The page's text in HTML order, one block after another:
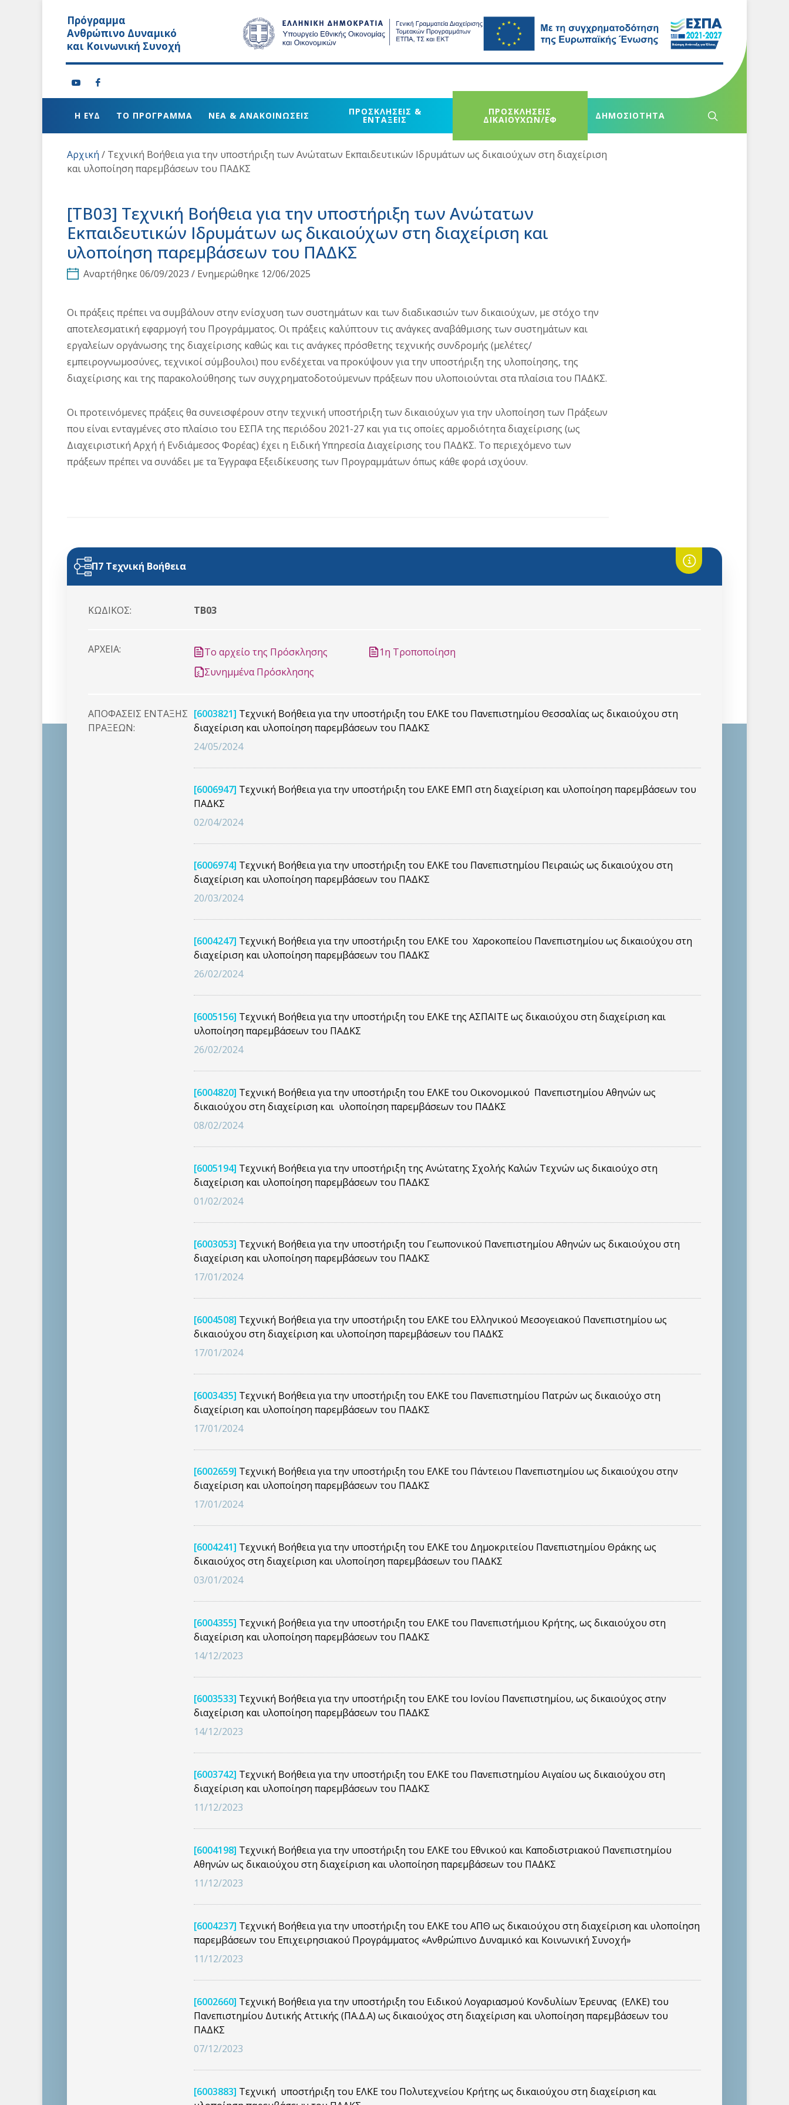
Πρόγραμμα
Ανθρώπινο Δυναμικό
και Κοινωνική Συνοχή
Η ΕΥΔ ΤΟ ΠΡΟΓΡΑΜΜΑ ΝΕΑ & ΑΝΑΚΟΙΝΩΣΕΙΣ ΠΡΟΣΚΛΗΣΕΙΣ &
ΕΝΤΑΞΕΙΣ
ΠΡΟΣΚΛΗΣΕΙΣ
ΔΙΚΑΙΟΥΧΩΝ/ΕΦ ΔΗΜΟΣΙΟΤΗΤΑ
Αρχική / Τεχνική Βοήθεια για την υποστήριξη των Ανώτατων Εκπαιδευτικών Ιδρυμάτων ως δικαιούχων στη διαχείριση
και υλοποίηση παρεμβάσεων του ΠΑΔΚΣ
[ΤΒ03] Τεχνική Βοήθεια για την υποστήριξη των Ανώτατων
Εκπαιδευτικών Ιδρυμάτων ως δικαιούχων στη διαχείριση και
υλοποίηση παρεμβάσεων του ΠΑΔΚΣ
Αναρτήθηκε 06/09/2023 / Ενημερώθηκε 12/06/2025
Οι πράξεις πρέπει να συμβάλουν στην ενίσχυση των συστημάτων και των διαδικασιών των δικαιούχων, με στόχο την
αποτελεσματική εφαρμογή του Προγράμματος. Οι πράξεις καλύπτουν τις ανάγκες αναβάθμισης των συστημάτων και
εργαλείων οργάνωσης της διαχείρισης καθώς και τις ανάγκες πρόσθετης τεχνικής συνδρομής (μελέτες/
εμπειρογνωμοσύνες, τεχνικοί σύμβουλοι) που ενδέχεται να προκύψουν για την υποστήριξη της υλοποίησης, της
διαχείρισης και της παρακολούθησης των συγχρηματοδοτούμενων πράξεων που υλοποιούνται στα πλαίσια του ΠΑΔΚΣ.
Oι προτεινόμενες πράξεις θα συνεισφέρουν στην τεχνική υποστήριξη των δικαιούχων για την υλοποίηση των Πράξεων
που είναι ενταγμένες στο πλαίσιο του ΕΣΠΑ της περιόδου 2021-27 και για τις οποίες αρμοδιότητα διαχείρισης (ως
Διαχειριστική Αρχή ή Ενδιάμεσος Φορέας) έχει η Ειδική Υπηρεσία Διαχείρισης του ΠΑΔΚΣ. Το περιεχόμενο των
πράξεων πρέπει να συνάδει με τα Έγγραφα Εξειδίκευσης των Προγραμμάτων όπως κάθε φορά ισχύουν.
Π7 Τεχνική Βοήθεια
ΚΩΔΙΚΟΣ: ΤΒ03
ΑΡΧΕΙΑ:
Το αρχείο της Πρόσκλησης
Συνημμένα Πρόσκλησης
1η Τροποποίηση
ΑΠΟΦΑΣΕΙΣ ΕΝΤΑΞΗΣ
ΠΡΑΞΕΩΝ:
[6003821] Τεχνική Βοήθεια για την υποστήριξη του ΕΛΚΕ του Πανεπιστημίου Θεσσαλίας ως δικαιούχου στη
διαχείριση και υλοποίηση παρεμβάσεων του ΠΑΔΚΣ
24/05/2024
[6006947] Τεχνική Βοήθεια για την υποστήριξη του ΕΛΚΕ ΕΜΠ στη διαχείριση και υλοποίηση παρεμβάσεων του
ΠΑΔΚΣ
02/04/2024
[6006974] Τεχνική Βοήθεια για την υποστήριξη του ΕΛΚΕ του Πανεπιστημίου Πειραιώς ως δικαιούχου στη
διαχείριση και υλοποίηση παρεμβάσεων του ΠΑΔΚΣ
20/03/2024
[6004247] Τεχνική Βοήθεια για την υποστήριξη του ΕΛΚΕ του Χαροκοπείου Πανεπιστημίου ως δικαιούχου στη
διαχείριση και υλοποίηση παρεμβάσεων του ΠΑΔΚΣ
26/02/2024
[6005156] Τεχνική Βοήθεια για την υποστήριξη του ΕΛΚΕ της ΑΣΠΑΙΤΕ ως δικαιούχου στη διαχείριση και
υλοποίηση παρεμβάσεων του ΠΑΔΚΣ
26/02/2024
[6004820] Τεχνική Βοήθεια για την υποστήριξη του ΕΛΚΕ του Οικονομικού Πανεπιστημίου Αθηνών ως
δικαιούχου στη διαχείριση και υλοποίηση παρεμβάσεων του ΠΑΔΚΣ
08/02/2024
[6005194] Τεχνική Βοήθεια για την υποστήριξη της Ανώτατης Σχολής Καλών Τεχνών ως δικαιούχο στη
διαχείριση και υλοποίηση παρεμβάσεων του ΠΑΔΚΣ
01/02/2024
[6003053] Τεχνική Βοήθεια για την υποστήριξη του Γεωπονικού Πανεπιστημίου Αθηνών ως δικαιούχου στη
διαχείριση και υλοποίηση παρεμβάσεων του ΠΑΔΚΣ
17/01/2024
[6004508] Τεχνική Βοήθεια για την υποστήριξη του ΕΛΚΕ του Ελληνικού Μεσογειακού Πανεπιστημίου ως
δικαιούχου στη διαχείριση και υλοποίηση παρεμβάσεων του ΠΑΔΚΣ
17/01/2024
[6003435] Τεχνική Βοήθεια για την υποστήριξη του ΕΛΚΕ του Πανεπιστημίου Πατρών ως δικαιούχο στη
διαχείριση και υλοποίηση παρεμβάσεων του ΠΑΔΚΣ
17/01/2024
[6002659] Τεχνική Βοήθεια για την υποστήριξη του ΕΛΚΕ του Πάντειου Πανεπιστημίου ως δικαιούχου στην
διαχείριση και υλοποίηση παρεμβάσεων του ΠΑΔΚΣ
17/01/2024
[6004241] Τεχνική Βοήθεια για την υποστήριξη του ΕΛΚΕ του Δημοκριτείου Πανεπιστημίου Θράκης ως
δικαιούχος στη διαχείριση και υλοποίηση παρεμβάσεων του ΠΑΔΚΣ
03/01/2024
[6004355] Τεχνική βοήθεια για την υποστήριξη του ΕΛΚΕ του Πανεπιστήμιου Κρήτης, ως δικαιούχου στη
διαχείριση και υλοποίηση παρεμβάσεων του ΠΑΔΚΣ
14/12/2023
[6003533] Τεχνική Βοήθεια για την υποστήριξη του ΕΛΚΕ του Ιονίου Πανεπιστημίου, ως δικαιούχος στην
διαχείριση και υλοποίηση παρεμβάσεων του ΠΑΔΚΣ
14/12/2023
[6003742] Τεχνική Βοήθεια για την υποστήριξη του ΕΛΚΕ του Πανεπιστημίου Αιγαίου ως δικαιούχου στη
διαχείριση και υλοποίηση παρεμβάσεων του ΠΑΔΚΣ
11/12/2023
[6004198] Τεχνική Βοήθεια για την υποστήριξη του ΕΛΚE του Εθνικού και Καποδιστριακού Πανεπιστημίου
Αθηνών ως δικαιούχου στη διαχείριση και υλοποίηση παρεμβάσεων του ΠΑΔΚΣ
11/12/2023
[6004237] Τεχνική Βοήθεια για την υποστήριξη του ΕΛΚΕ του ΑΠΘ ως δικαιούχου στη διαχείριση και υλοποίηση
παρεμβάσεων του Επιχειρησιακού Προγράμματος «Ανθρώπινο Δυναμικό και Κοινωνική Συνοχή»
11/12/2023
[6002660] Τεχνική Βοήθεια για την υποστήριξη του Ειδικού Λογαριασμού Κονδυλίων Έρευνας (ΕΛΚΕ) του
Πανεπιστημίου Δυτικής Αττικής (ΠΑ.Δ.Α) ως δικαιούχος στη διαχείριση και υλοποίηση παρεμβάσεων του
ΠΑΔΚΣ
07/12/2023
[6003883] Τεχνική υποστήριξη του ΕΛΚΕ του Πολυτεχνείου Κρήτης ως δικαιούχου στη διαχείριση και